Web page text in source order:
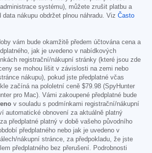
systému), můžete zrušit platbu a
data nákupu obdržet plnou náhradu. Viz Často
vám bude okamžitě předem účtována cena a
jak je uvedeno v nabídkových
registrační/nákupní stránky (které jsou zde
se mohou lišit v závislosti na zemi nebo
nákupu), pokud jste předplatné včas
začíná na pololetní ceně $79.98 (SpyHunter
pro Mac). Vámi zakoupené předplatné bude
v souladu s podmínkami registrační/nákupní
automatické obnovení za aktuálně platný
předplatné platný v době vašeho původního
předplatného nebo jak je uvedeno v
nákupní stránce, za předpokladu, že jste
předplatného bez přerušení. Podrobnosti